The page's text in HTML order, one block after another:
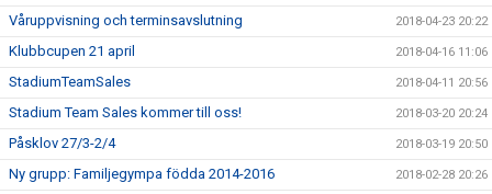
Våruppvisning och terminsavslutning 2018-04-23 20:22
Klubbcupen 21 april 2018-04-16 11:06
StadiumTeamSales 2018-04-11 20:56
Stadium Team Sales kommer till oss! 2018-03-20 20:24
Påsklov 27/3-2/4 2018-03-19 20:50
Ny grupp: Familjegympa födda 2014-2016 2018-02-28 20:26